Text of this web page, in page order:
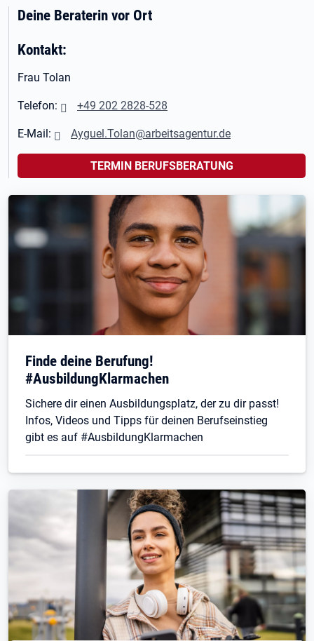
Deine Beraterin vor Ort
Kontakt:
Frau Tolan
Telefon: +49 202 2828-528
E-Mail: Ayguel.Tolan@arbeitsagentur.de
TERMIN BERUFSBERATUNG
Finde deine Berufung!
#AusbildungKlarmachen
Sichere dir einen Ausbildungsplatz, der zu dir passt!
Infos, Videos und Tipps für deinen Berufseinstieg
gibt es auf #AusbildungKlarmachen